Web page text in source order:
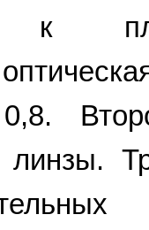
к
линзы.